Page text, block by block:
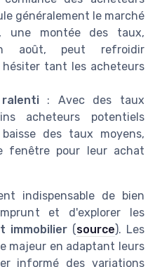
généralement le marché
une montée des taux,
août, peut refroidir
tant les acheteurs
: Avec des taux
acheteurs potentiels
des taux moyens,
fenêtre pour leur achat
indispensable de bien
et d'explorer les
immobilier(source). Les
majeur en adaptant leurs
informé des variations